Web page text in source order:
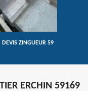
DEVIS ZINGUEUR 59
ERCHIN 59169